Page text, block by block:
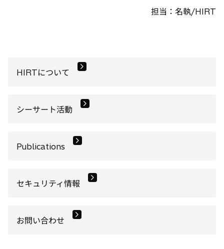
担当：名執/HIRT
HIRTについて
シーサート活動
Publications
セキュリティ情報
お問い合わせ